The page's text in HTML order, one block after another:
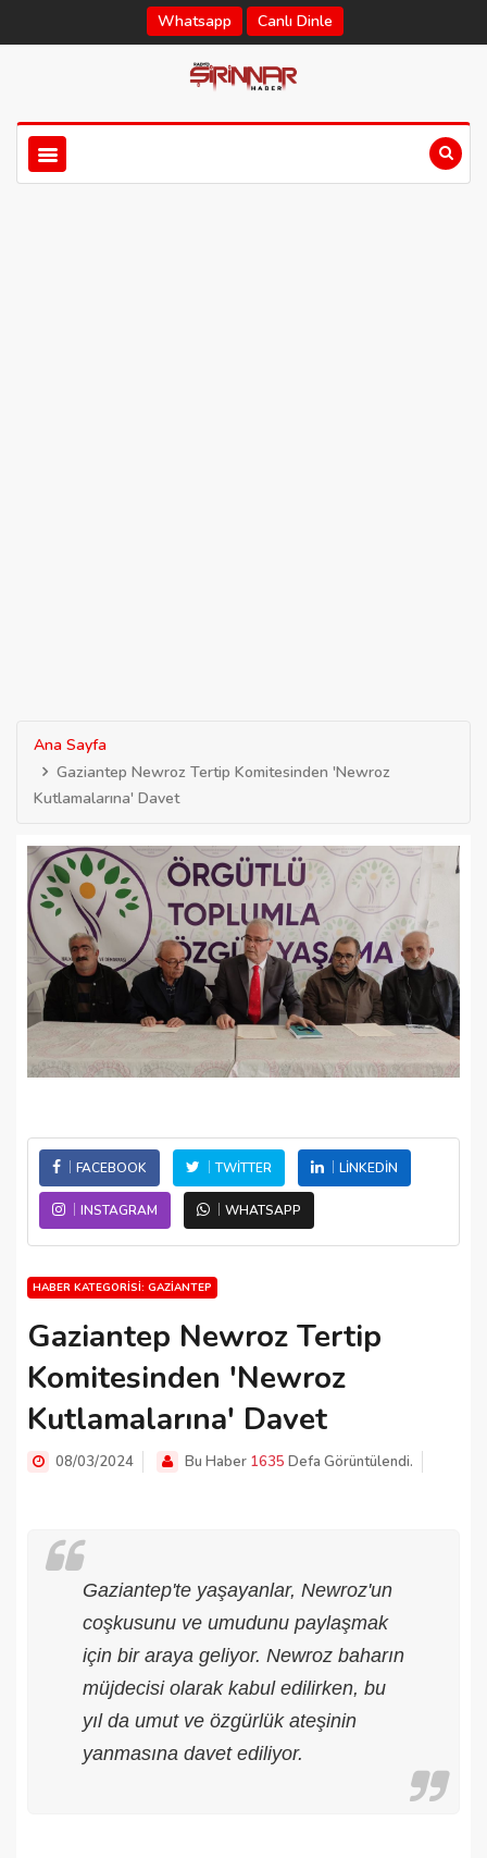
Whatsapp Canlı Dinle
Ana Sayfa
Gaziantep Newroz Tertip Komitesinden 'Newroz
Kutlamalarına' Davet
FACEBOOK TWITTER LINKEDIN
INSTAGRAM WHATSAPP
HABER KATEGORISI: GAZIANTEP
Gaziantep Newroz Tertip
Komitesinden 'Newroz
Kutlamalarına' Davet
08/03/2024 Bu Haber 1635 Defa Görüntülendi.
Gaziantep'te yaşayanlar, Newroz'un
coşkusunu ve umudunu paylaşmak
için bir araya geliyor. Newroz baharın
müjdecisi olarak kabul edilirken, bu
yıl da umut ve özgürlük ateşinin
yanmasına davet ediliyor.